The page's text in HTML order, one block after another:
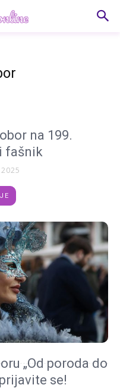
na 199.
fašnik
2025
„Od poroda do
se!